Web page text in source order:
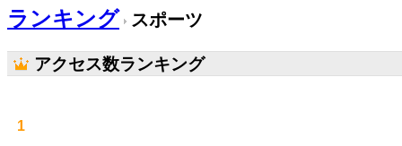
ランキング スポーツ
アクセス数ランキング
1